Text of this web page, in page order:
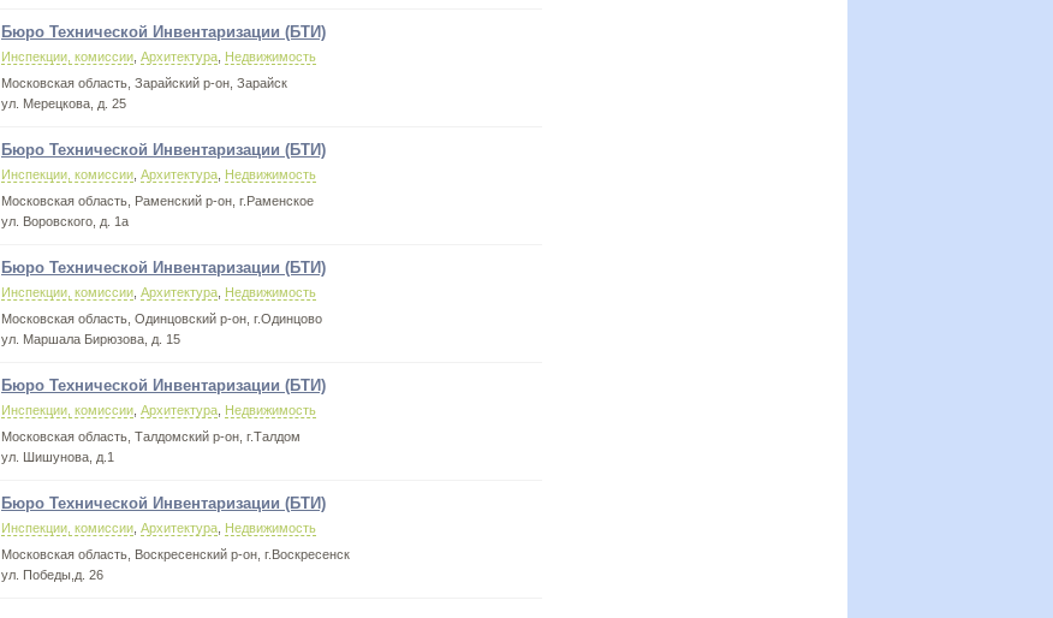
Бюро Технической Инвентаризации (БТИ)
Инспекции, комиссии Архитектура Недвижимость
Московская область, Зарайский р-он, Зарайск
ул. Мерецкова, д. 25
Бюро Технической Инвентаризации (БТИ)
Инспекции, комиссии Архитектура Недвижимость
Московская область, Раменский р-он, г.Раменское
ул. Воровского, д. 1а
Бюро Технической Инвентаризации (БТИ)
Инспекции, комиссии Архитектура Недвижимость
Московская область, Одинцовский р-он, г.Одинцово
ул. Маршала Бирюзова, д. 15
Бюро Технической Инвентаризации (БТИ)
Инспекции, комиссии Архитектура Недвижимость
Московская область, Талдомский р-он, г.Талдом
ул. Шишунова, д.1
Бюро Технической Инвентаризации (БТИ)
Инспекции, комиссии Архитектура Недвижимость
Московская область, Воскресенский р-он, г.Воскресенск
ул. Победы,д. 26